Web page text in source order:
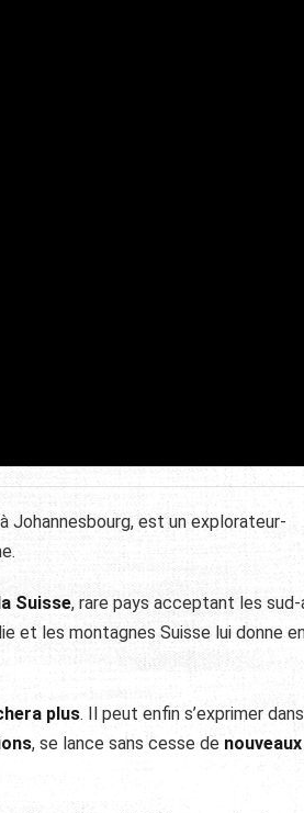
Johannesbourg, est un explorateur-
Suisse, rare pays acceptant les
et les montagnes Suisse lui donne
plus. Il peut enfin s’exprimer
, se lance sans cesse de nouveaux